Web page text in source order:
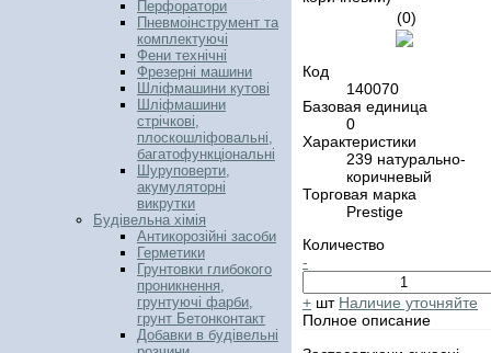
Перфоратори
Пневмоінструмент та
комплектуючі
Фени технічні
Фрезерні машини
Шліфмашини кутові
Шліфмашини
стрічкові,
плоскошліфовальні,
багатофункціональні
Шуруповерти,
акумуляторні
викрутки
Будівельна хімія
Антикорозійні засоби
Герметики
Грунтовки глибокого
проникнення,
грунтуючі фарби,
грунт Бетонконтакт
Добавки в будівельні
(0)
Код
140070
Базовая единица
0
Характеристики
239 натурально-
коричневый
Торговая марка
Prestige
Количество
-
+ шт Наличие уточняйте
Полное описание